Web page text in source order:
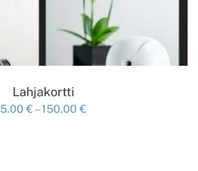
VALITSE ARVO
Tällä
Lahjakortti
5.00 € – 150.00 €Hintaluokka: